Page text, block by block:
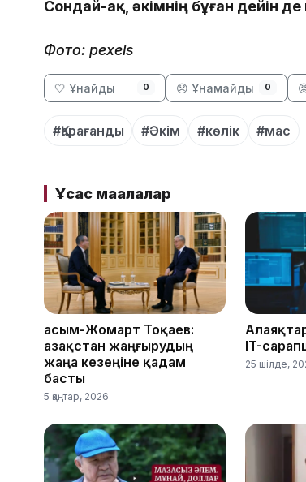
Сондай-ақ, әкімнің бұған дейін де
Фото: pexels
🤍 Ұнайды 0 😞 Ұнамайды 0
#Қарағанды #Әкім #көлік #мас
Ұқсас мақалалар
Қасым-Жомарт Тоқаев:
Қазақстан жаңғырудың
жаңа кезеңіне қадам
басты
5 қаңтар, 2026
IT-
25 шілде,